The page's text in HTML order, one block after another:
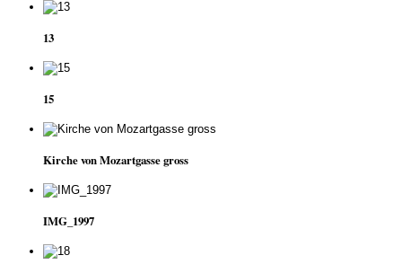
13
15
Kirche von Mozartgasse gross
IMG_1997